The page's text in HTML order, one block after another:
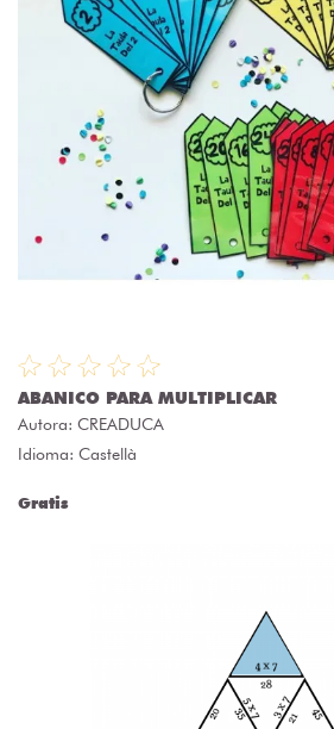
ABANICO PARA MULTIPLICAR
Autora: CREADUCA
Idioma: Castellà
Gratis